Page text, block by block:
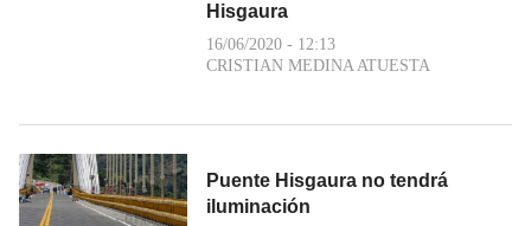
Hisgaura
16/06/2020 - 12:13
CRISTIAN MEDINA ATUESTA
Puente Hisgaura no tendrá
iluminación